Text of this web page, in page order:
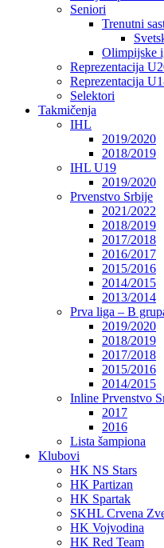
Seniori
Trenutni
Olimpijske
Reprezentacija
Reprezentacija
Selektori
Takmičenja
IHL
2019/2020
2018/2019
IHL U19
2019/2020
Prvenstvo Srbije
2021/2022
2018/2019
2017/2018
2016/2017
2015/2016
2014/2015
2013/2014
Prva liga – B
2019/2020
2018/2019
2017/2018
2015/2016
2014/2015
Inline Prvenstvo
2017
2016
Lista šampiona
Klubovi
HK NS Stars
HK Partizan
HK Spartak
SKHL Crvena
HK Vojvodina
HK Red Team